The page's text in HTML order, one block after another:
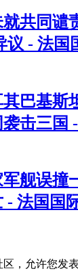
共同谴
议 - 法国
巴基斯
击三国
舰误撞
- 法国国
，允许您发